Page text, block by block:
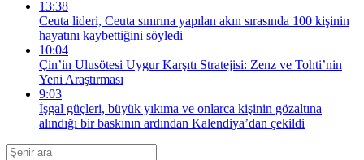
13:38
Ceuta lideri, Ceuta sınırına yapılan akın sırasında 100 kişinin
hayatını kaybettiğini söyledi
10:04
Çin’in Ulusötesi Uygur Karşıtı Stratejisi: Zenz ve Tohti’nin
Yeni Araştırması
9:03
İşgal güçleri, büyük yıkıma ve onlarca kişinin gözaltına
alındığı bir baskının ardından Kalendiya’dan çekildi